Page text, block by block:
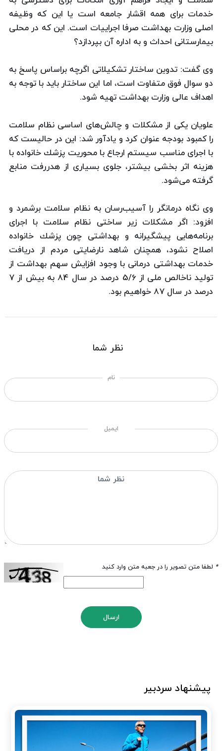
خدمات برای همه اقشار جامعه است یا این كه وظیفه
اصلی وزارت بهداشت صرفا اجراییات است. این كه در محلی
بیمارستانی احداث و به اداره آن بپردازد؟
وی گفت: تدوین ساختار تشكیلاتی اگرچه براساس پاسخ به
دو سوال فوق متفاوت است، اما این ساختار باید با توجه به
اهداف عالی وزارت بهداشت تهیه شود.
علویان یكی از مشكلات و چالش‌های اساسی نظام سلامت
را كمبود بودجه عنوان كرد و یادآور شد: این در حالیست كه
با اجرای مناسب سیستم ارجاع با محوریت پزشك خانواده با
هزینه اثر بخشی بیشتر، جلوی بسیاری از هدررفت منابع
گرفته می‌شود.
وی نگاه درمانگر را آسیب‌رسان به نظام سلامت برشمرد و
افزود: اگر مشكلات زیر ساختی نظام سلامت با اجرای
برنامه‌هایی پیشگیرانه و بهداشتی چون پزشك خانواده
اصلاح نشود، همچنان شاهد نارضایتی مردم از دریافت
خدمات بهداشتی درمانی با وجود افزایش سهم بهداشت از
تولید ناخالص ملی از 5/6 درصد در سال 84 به بیش از 7
درصد در سال 87 خواهیم بود.
نظر شما
نام
ایمیل
* لطفا متن تصویر را در جعبه متن وارد کنید
ارسال
پیشنهاد سردبیر